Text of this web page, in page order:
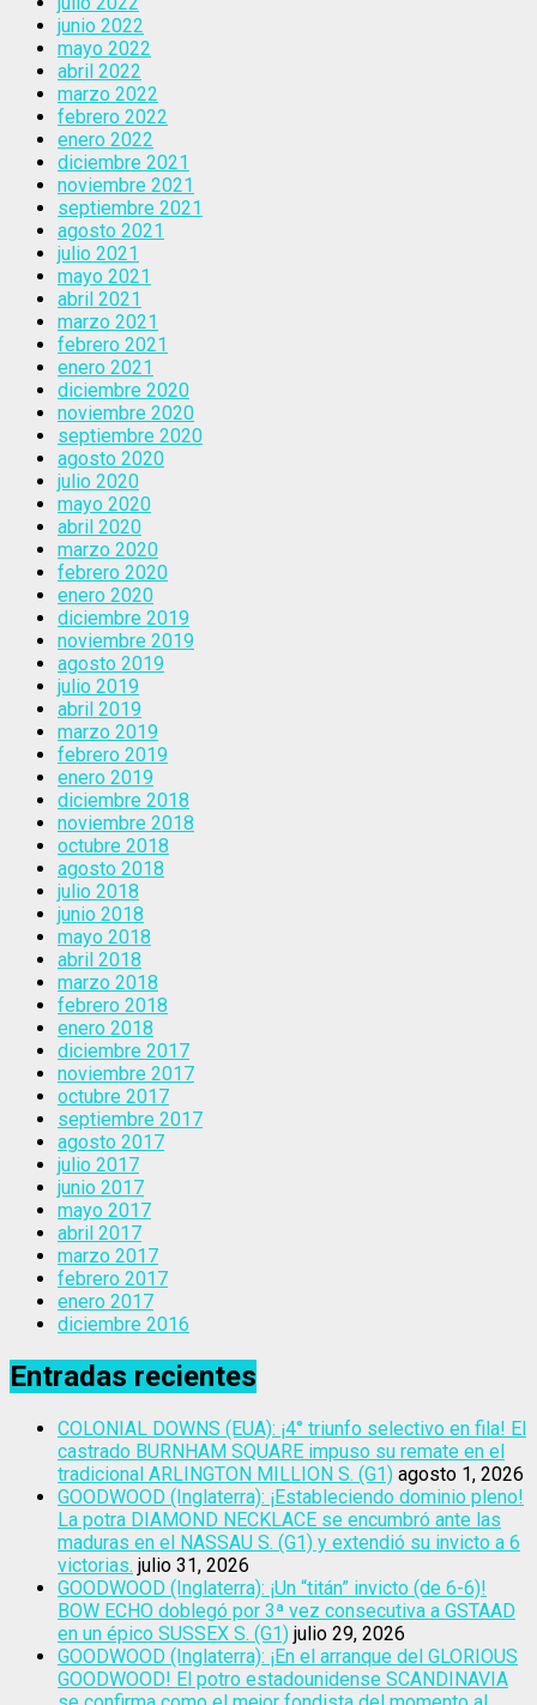
junio 2022
mayo 2022
abril 2022
marzo 2022
febrero 2022
enero 2022
diciembre 2021
noviembre 2021
septiembre 2021
agosto 2021
julio 2021
mayo 2021
abril 2021
marzo 2021
febrero 2021
enero 2021
diciembre 2020
noviembre 2020
septiembre 2020
agosto 2020
julio 2020
mayo 2020
abril 2020
marzo 2020
febrero 2020
enero 2020
diciembre 2019
noviembre 2019
agosto 2019
julio 2019
abril 2019
marzo 2019
febrero 2019
enero 2019
diciembre 2018
noviembre 2018
octubre 2018
agosto 2018
julio 2018
junio 2018
mayo 2018
abril 2018
marzo 2018
febrero 2018
enero 2018
diciembre 2017
noviembre 2017
octubre 2017
septiembre 2017
agosto 2017
julio 2017
junio 2017
mayo 2017
abril 2017
marzo 2017
febrero 2017
enero 2017
diciembre 2016
Entradas recientes
COLONIAL DOWNS (EUA): ¡4° triunfo selectivo en fila! El
castrado BURNHAM SQUARE impuso su remate en el
tradicional ARLINGTON MILLION S. (G1) agosto 1, 2026
GOODWOOD (Inglaterra): ¡Estableciendo dominio pleno!
La potra DIAMOND NECKLACE se encumbró ante las
maduras en el NASSAU S. (G1) y extendió su invicto a 6
victorias. julio 31, 2026
GOODWOOD (Inglaterra): ¡Un “titán” invicto (de 6-6)!
BOW ECHO doblegó por 3ª vez consecutiva a GSTAAD
en un épico SUSSEX S. (G1) julio 29, 2026
GOODWOOD (Inglaterra): ¡En el arranque del GLORIOUS
GOODWOOD! El potro estadounidense SCANDINAVIA